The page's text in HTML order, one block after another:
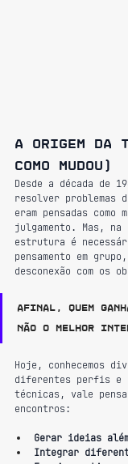
A origem da
como mudou)
Desde a década de
resolver problemas
eram pensadas
julgamento. Mas,
estrutura é
pensamento em
desconexão com os
Afinal, quem
não o melhor
Hoje, conhecemos
diferentes perfis e
técnicas, vale
encontros:
Gerar ideias
Integrar